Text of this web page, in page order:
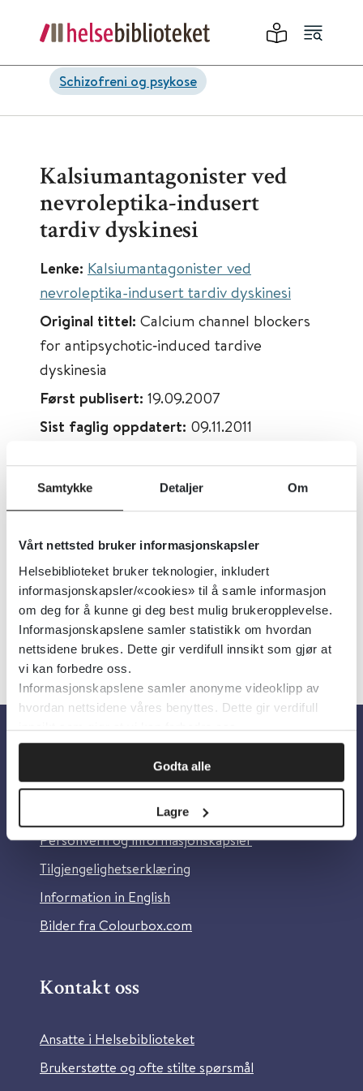
Samtykke Detaljer Om
Vårt nettsted bruker informasjonskapsler
Helsebiblioteket bruker teknologier, inkludert
informasjonskapsler/«cookies» til å samle informasjon
om deg for å kunne gi deg best mulig brukeropplevelse.
Informasjonskapslene samler statistikk om hvordan
nettsidene brukes. Dette gir verdifull innsikt som gjør at
vi kan forbedre oss.
Informasjonskapslene samler anonyme videoklipp av
hvordan nettsidene våres benyttes. Dette gir verdifull
innsikt som gjør at vi kan forbedre oss.
Godta alle
Lagre
Schizofreni og psykose
Kalsiumantagonister ved
nevroleptika-indusert
tardiv dyskinesi
Lenke: Kalsiumantagonister ved
nevroleptika-indusert tardiv dyskinesi
Original tittel: Calcium channel blockers
for antipsychotic‐induced tardive
dyskinesia
Først publisert: 19.09.2007
Sist faglig oppdatert: 09.11.2011
Emner:Legemidler, Bivirkninger
Dokumenttype:Oppsummert forskning
Utgiver: Cochrane Library
Språk:Engelsk
Om Helsebiblioteket
Personvern og informasjonskapsler
Tilgjengelighetserklæring
Information in English
Bilder fra Colourbox.com
Kontakt oss
Ansatte i Helsebiblioteket
Brukerstøtte og ofte stilte spørsmål